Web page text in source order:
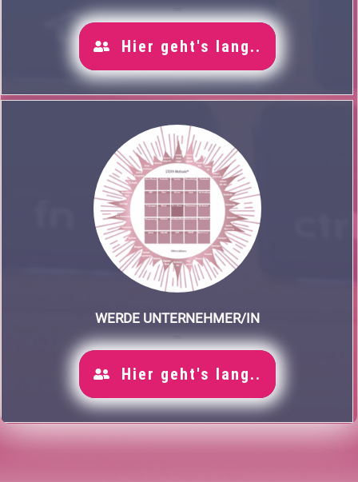
Hier geht's lang..
WERDE UNTERNEHMER/IN
Hier geht's lang..